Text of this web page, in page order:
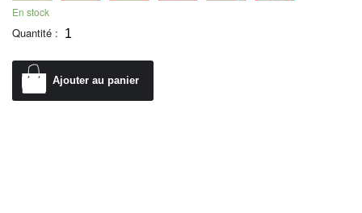
En stock
Quantité :
Ajouter au panier